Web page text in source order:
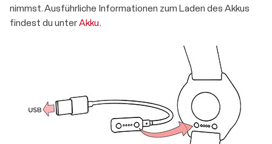
nimmst. Ausführliche Informationen zum Laden des Akkus
findest du unterAkku.